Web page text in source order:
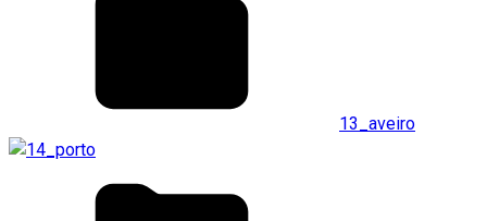
13_aveiro